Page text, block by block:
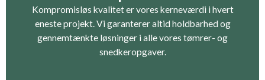
Kompromisløs kvalitet er vores kerneværdi i hvert
eneste projekt. Vi garanterer altid holdbarhed og
gennemtænkte løsninger i alle vores tømrer- og
snedkeropgaver.